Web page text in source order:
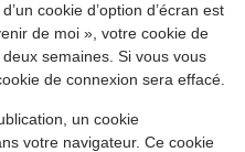
cookie d’option d’écran est
de moi », votre cookie de
semaines. Si vous vous
de connexion sera effacé.
un cookie
votre navigateur. Ce cookie